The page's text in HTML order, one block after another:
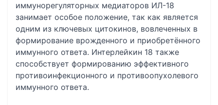
иммунорегуляторных медиаторов ИЛ-18
занимает особое положение, так как является
одним из ключевых цитокинов, вовлеченных в
формирование врожденного и приобретённого
иммунного ответа. Интерлейкин 18 также
способствует формированию эффективного
противоинфекционного и противоопухолевого
иммунного ответа.